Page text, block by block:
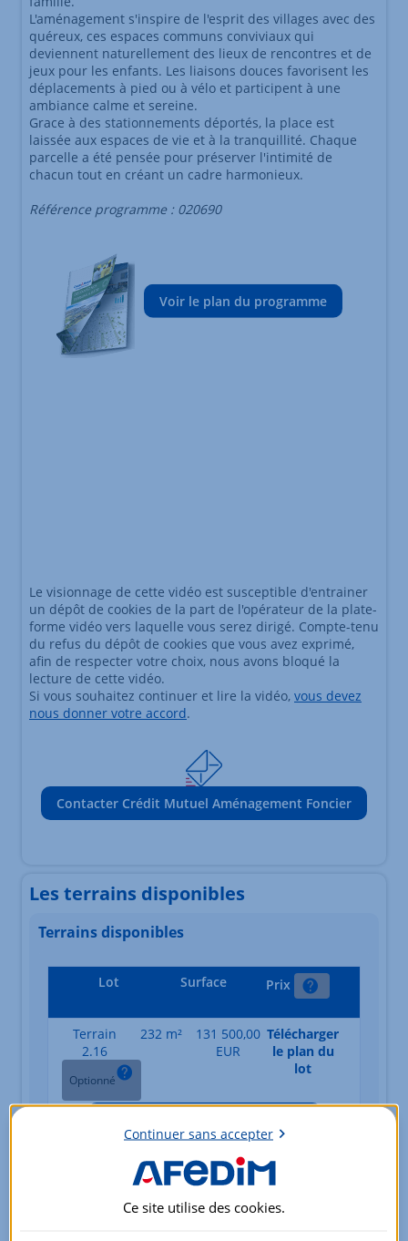
L'aménagement s'inspire de l'esprit des villages avec des
quéreux, ces espaces communs conviviaux qui
deviennent naturellement des lieux de rencontres et de
jeux pour les enfants. Les liaisons douces favorisent les
déplacements à pied ou à vélo et participent à une
ambiance calme et sereine.
Grace à des stationnements déportés, la place est
laissée aux espaces de vie et à la tranquillité. Chaque
parcelle a été pensée pour préserver l'intimité de
chacun tout en créant un cadre harmonieux.
Référence programme : 020690
Voir le plan du programme
Le visionnage de cette vidéo est susceptible d'entrainer
un dépôt de cookies de la part de l'opérateur de la plate-
forme vidéo vers laquelle vous serez dirigé. Compte-tenu
du refus du dépôt de cookies que vous avez exprimé,
afin de respecter votre choix, nous avons bloqué la
lecture de cette vidéo.
Si vous souhaitez continuer et lire la vidéo, vous devez
nous donner votre accord.
Contacter Crédit Mutuel Aménagement Foncier
Les terrains disponibles
Terrains disponibles
Lot Surface Prix
Terrain
2.16
Optionné
232 m²
131 500,00
EUR
Télécharger
le plan du
lot
235 m²
141 000,00
EUR
Télécharger
le plan du
Continuer sans accepter
Ce site utilise des cookies.